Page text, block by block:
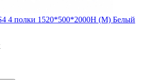
4 полки 1520*500*2000H (М) Белый